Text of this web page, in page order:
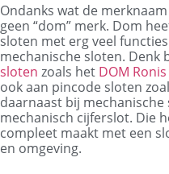
Ondanks wat de
geen “dom” merk. Dom
sloten met erg veel
mechanische sloten. Denk
sloten zoals het DOM
ook aan pincode sloten
daarnaast bij mechanische
mechanisch cijferslot. Die
compleet maakt met een
en omgeving.